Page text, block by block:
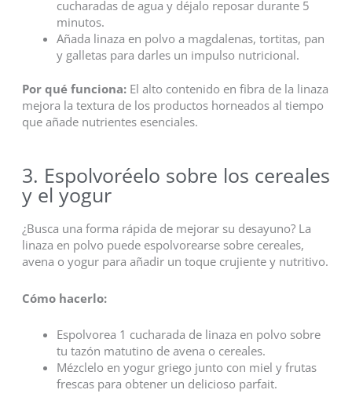
cucharadas de agua y déjalo reposar durante 5
minutos.
Añada linaza en polvo a magdalenas, tortitas, pan
y galletas para darles un impulso nutricional.
Por qué funciona:El alto contenido en fibra de la linaza
mejora la textura de los productos horneados al tiempo
que añade nutrientes esenciales.
3. Espolvoréelo sobre los cereales
y el yogur
¿Busca una forma rápida de mejorar su desayuno? La
linaza en polvo puede espolvorearse sobre cereales,
avena o yogur para añadir un toque crujiente y nutritivo.
Cómo hacerlo:
Espolvorea 1 cucharada de linaza en polvo sobre
tu tazón matutino de avena o cereales.
Mézclelo en yogur griego junto con miel y frutas
frescas para obtener un delicioso parfait.